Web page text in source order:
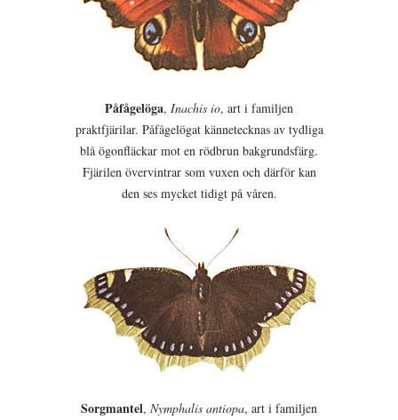
Påfågelöga, Inachis io, art i familjen
praktfjärilar. Påfågelögat kännetecknas av tydliga
blå ögonfläckar mot en rödbrun bakgrundsfärg.
Fjärilen övervintrar som vuxen och därför kan
den ses mycket tidigt på våren.
Sorgmantel, Nymphalis antiopa, art i familjen